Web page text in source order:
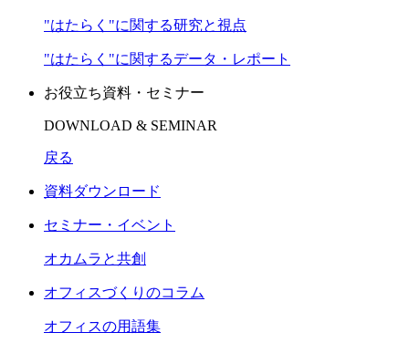
"はたらく"に関する研究と視点
"はたらく"に関するデータ・レポート
お役立ち資料・セミナー
DOWNLOAD & SEMINAR
戻る
資料ダウンロード
セミナー・イベント
オカムラと共創
オフィスづくりのコラム
オフィスの用語集